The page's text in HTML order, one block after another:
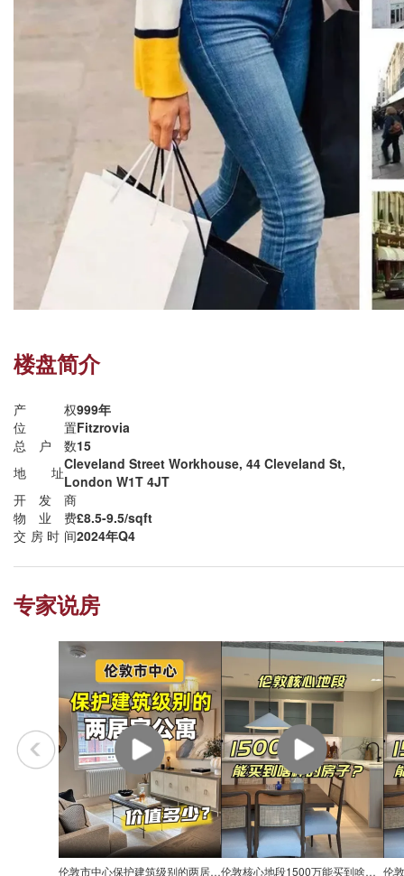
楼盘简介
产权999年
位置Fitzrovia
总户数15
地址Cleveland Street Workhouse, 44 Cleveland St,
London W1T 4JT
开发商
物业费£8.5-9.5/sqft
交房时间2024年Q4
专家说房
伦敦市中心保护建筑级别的两居室公寓价值多少？ 伦敦核心地段1500万能买到啥样的房子？